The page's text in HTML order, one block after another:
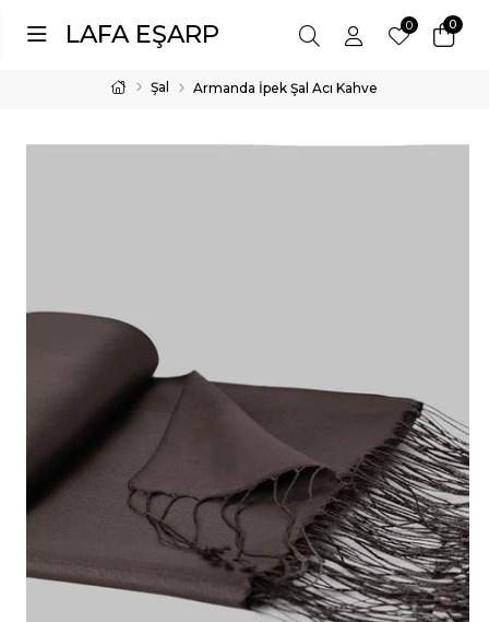
LAFA EŞARP 0
0
Şal Armanda İpek Şal Acı Kahve